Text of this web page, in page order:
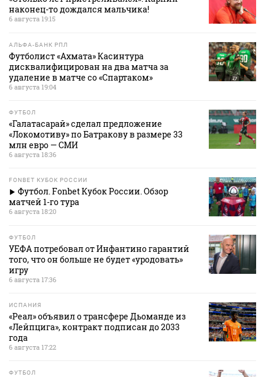
наконец-то дождался мальчика!
6 августа 19:15
АЛЬФА-БАНК РПЛ
Футболист «Ахмата» Касинтура
дисквалифицирован на два матча за
удаление в матче со «Спартаком»
6 августа 19:04
ФУТБОЛ
«Галатасарай» сделал предложение
«Локомотиву» по Батракову в размере 33
млн евро — СМИ
6 августа 18:36
FONBET КУБОК РОССИИ
Футбол. Fonbet Кубок России. Обзор
матчей 1-го тура
6 августа 18:20
ФУТБОЛ
УЕФА потребовал от Инфантино гарантий
того, что он больше не будет «уродовать»
игру
6 августа 17:36
ИСПАНИЯ
«Реал» объявил о трансфере Дьоманде из
«Лейпцига», контракт подписан до 2033
года
6 августа 17:22
ФУТБОЛ